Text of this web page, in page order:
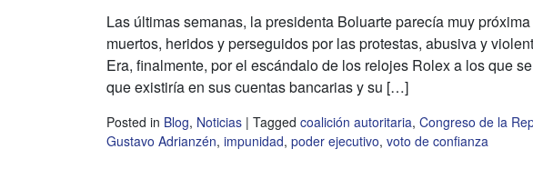
Las últimas semanas, la presidenta Boluarte parecía muy
muertos, heridos y perseguidos por las protestas, abusiva y
Era, finalmente, por el escándalo de los relojes Rolex a los que
que existiría en sus cuentas bancarias y su […]
Posted in Blog, Noticias | Tagged coalición autoritaria, Congreso de la
Gustavo Adrianzén, impunidad, poder ejecutivo, voto de confianza